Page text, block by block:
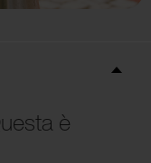
è